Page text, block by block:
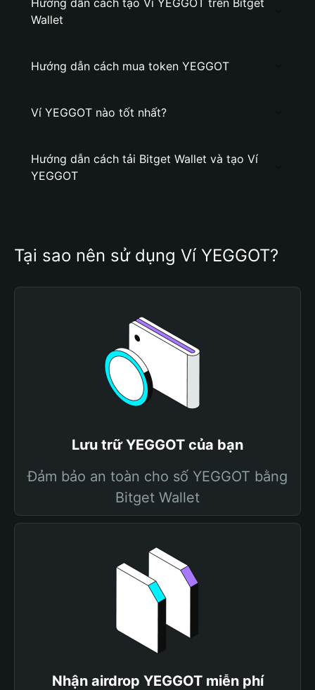
Hướng dẫn cách tạo Ví YEGGOT trên Bitget
Wallet
Hướng dẫn cách mua token YEGGOT
Ví YEGGOT nào tốt nhất?
Hướng dẫn cách tải Bitget Wallet và tạo Ví
YEGGOT
Tại sao nên sử dụng Ví YEGGOT?
Lưu trữ YEGGOT của bạn
Đảm bảo an toàn cho số YEGGOT bằng
Bitget Wallet
Nhận airdrop YEGGOT miễn phí